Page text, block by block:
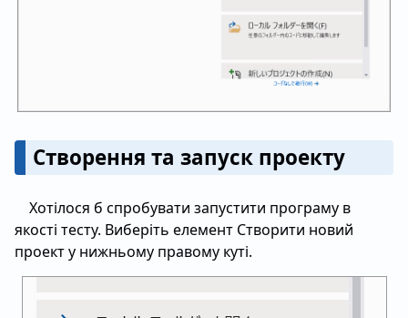
Створення та запуск проекту
Хотілося б спробувати запустити програму в
якості тесту. Виберіть елемент Створити новий
проект у нижньому правому куті.